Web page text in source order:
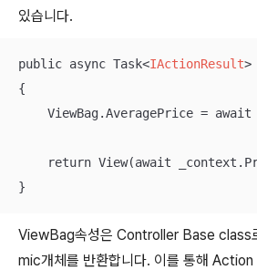
있습니다.
public async Task<IActionResult>
{
ViewBag.AveragePrice =
return View(await
}
ViewBag속성은 Controller Base class
mic개체를 반환합니다. 이를 통해